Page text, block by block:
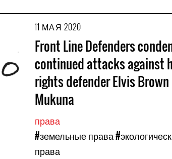
11 МАЯ 2020
Front Line Defenders
continued attacks against
rights defender Elvis Brown
Mukuna
права
#земельные права
права